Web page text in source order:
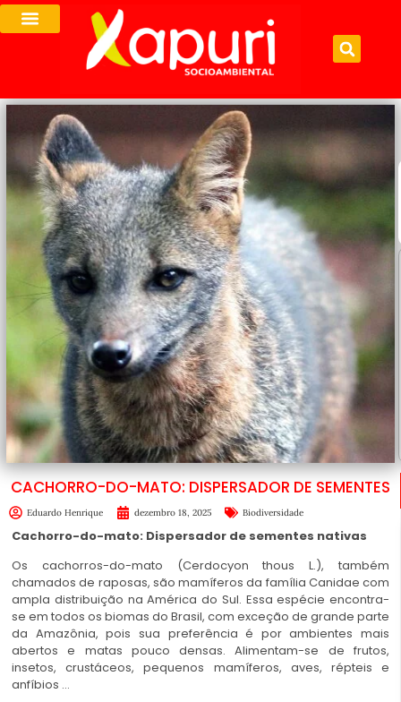
CACHORRO-DO-MATO: DISPERSADOR DE SEMENTES
Eduardo Henrique dezembro 18, 2025 Biodiversidade
Cachorro-do-mato: Dispersador de sementes nativas
Os cachorros-do-mato (Cerdocyon thous L.), também
chamados de raposas, são mamíferos da família Canidae com
ampla distribuição na América do Sul. Essa espécie encontra-
se em todos os biomas do Brasil, com exceção de grande parte
da Amazônia, pois sua preferência é por ambientes mais
abertos e matas pouco densas. Alimentam-se de frutos,
insetos, crustáceos, pequenos mamíferos, aves, répteis e
anfíbios …